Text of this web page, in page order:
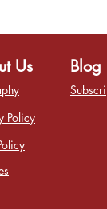
Us
Policy
Blog